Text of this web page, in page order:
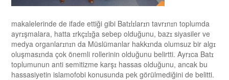
makalelerinde de ifade ettiği gibi Batɪlɪlarɪn tavrɪnɪn toplumda
ayrɪşmalara, hatta ɪrkçɪlɪğa sebep olduğunu, bazɪ siyasiler ve
medya organlarɪnɪn da Müslümanlar hakkɪnda olumsuz bir algɪ
oluşmasɪnda çok önemli rollerinin olduğunu belirtti. Ayrɪca Batɪ
toplumunun anti semitizme karşɪ hassas olduğunu, ancak bu
hassasiyetin islamofobi konusunda pek görülmediğini de belitti.